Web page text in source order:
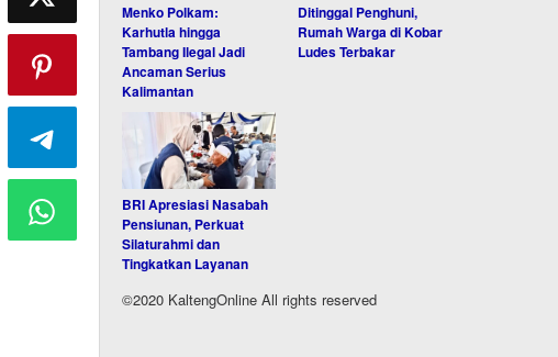
Menko Polkam:
Karhutla hingga
Tambang Ilegal Jadi
Ancaman Serius
Kalimantan
Ditinggal Penghuni,
Rumah Warga di Kobar
Ludes Terbakar
BRI Apresiasi Nasabah
Pensiunan, Perkuat
Silaturahmi dan
Tingkatkan Layanan
©2020 KaltengOnline All rights reserved